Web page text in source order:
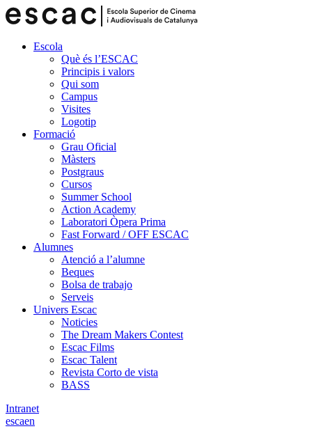
Escola
Què és l’ESCAC
Principis i valors
Qui som
Campus
Visites
Logotip
Formació
Grau Oficial
Màsters
Postgraus
Cursos
Summer School
Action Academy
Laboratori Òpera Prima
Fast Forward / OFF ESCAC
Alumnes
Atenció a l’alumne
Beques
Bolsa de trabajo
Serveis
Univers Escac
Noticies
The Dream Makers Contest
Escac Films
Escac Talent
Revista Corto de vista
BASS
Intranet
escaen